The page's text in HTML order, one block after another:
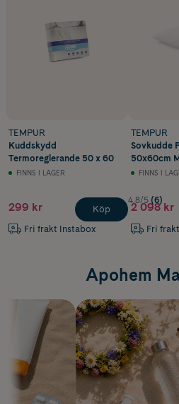
TEMPUR
Kuddskydd
Termoreglerande 50 x 60
FINNS I LAGER
299 kr
Fri frakt Instabox
Köp
TEMPUR
Sovkudde
50x60cm
FINNS I
4.8/5 (6)
2 098 kr
Fri
Apohem